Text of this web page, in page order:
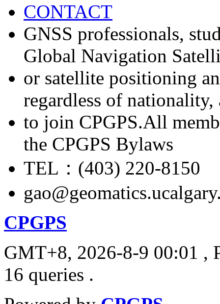
CONTACT
GNSS professionals,
Global Navigation
or satellite positioning
regardless of nationality,
to join CPGPS.All
the CPGPS Bylaws
TEL：(403) 220-8150
CPGPS
GMT+8, 2026-8-9 00:01 ,
16 queries .